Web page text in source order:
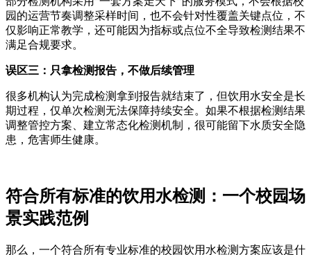
园的运营节奏调整采样时间，也不会针对性覆盖关键点位，不
仅影响正常教学，还可能因为指标或点位不全导致检测结果不
满足合规要求。
误区三：只拿检测报告，不做后续管理
很多机构认为完成检测拿到报告就结束了，但饮用水安全是长
期过程，仅单次检测无法保障持续安全。如果不根据检测结果
调整管控方案、建立常态化检测机制，很可能留下水质安全隐
患，危害师生健康。
符合所有标准的饮用水检测：一个校园场
景实践范例
那么，一个符合所有专业标准的校园饮用水检测方案应该是什